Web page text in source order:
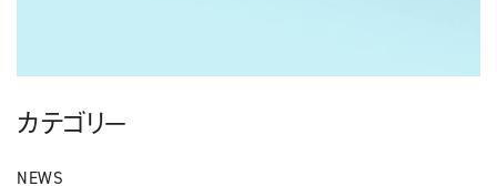
カテゴリー
NEWS